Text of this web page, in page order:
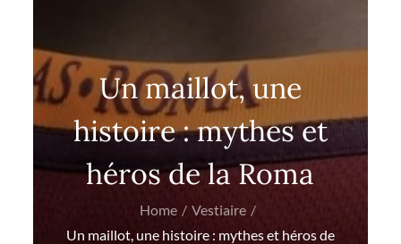
Un maillot, une
histoire : mythes et
héros de la Roma
Home
Vestiaire
Un maillot, une histoire : mythes et héros de